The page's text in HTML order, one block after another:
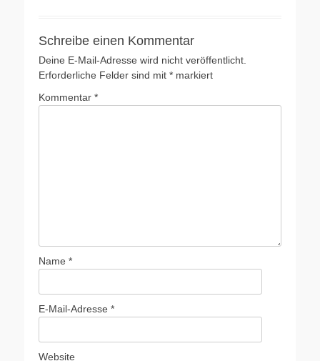
Schreibe einen Kommentar
Deine E-Mail-Adresse wird nicht veröffentlicht.
Erforderliche Felder sind mit * markiert
Kommentar *
Name *
E-Mail-Adresse *
Website